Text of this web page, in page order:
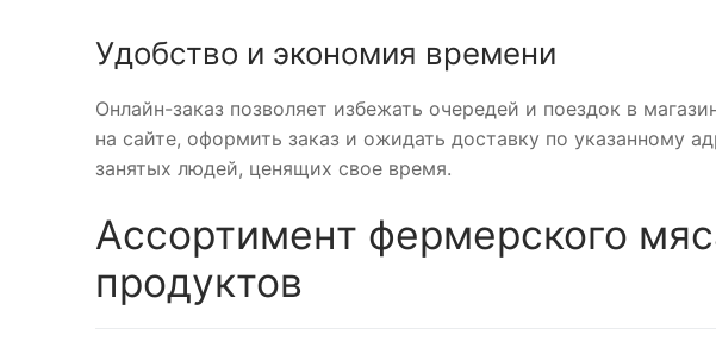
Удобство и экономия времени
Онлайн-заказ позволяет избежать очередей и поездок в
на сайте, оформить заказ и ожидать доставку по указанному
занятых людей, ценящих свое время.
Ассортимент фермерского
продуктов